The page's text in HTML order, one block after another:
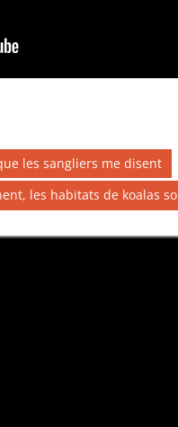
les sangliers me disent
les habitats de koalas